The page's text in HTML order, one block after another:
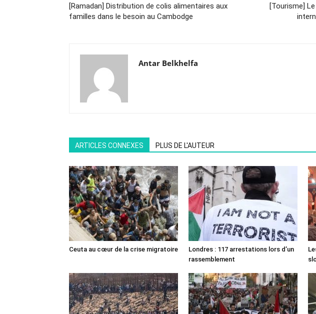
[Ramadan] Distribution de colis alimentaires aux
familles dans le besoin au Cambodge
[Tourisme]
Antar Belkhelfa
ARTICLES CONNEXES PLUS DE L'AUTEUR
Ceuta au cœur de la crise migratoire
Londres : 117 arrestations lors d’un
rassemblement